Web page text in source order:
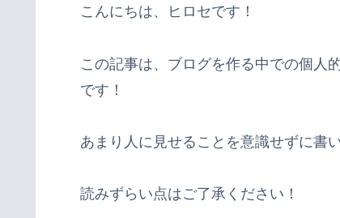
こんにちは、ヒロセです！
この記事は、ブログを作る中での個人
です！
あまり人に見せることを意識せずに書
読みずらい点はご了承ください！